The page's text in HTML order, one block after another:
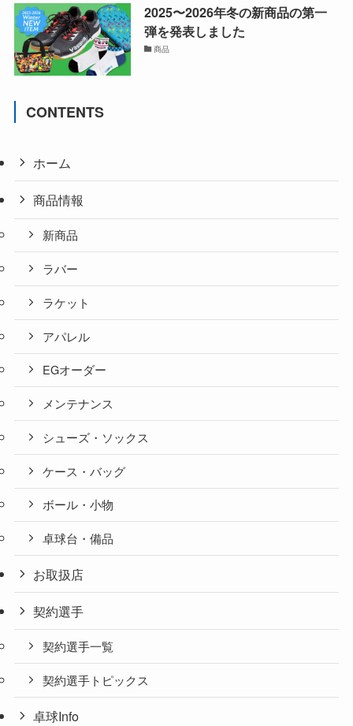
2025〜2026年冬の新商品の第一
弾を発表しました
商品
CONTENTS
ホーム
商品情報
新商品
ラバー
ラケット
アパレル
EGオーダー
メンテナンス
シューズ・ソックス
ケース・バッグ
ボール・小物
卓球台・備品
お取扱店
契約選手
契約選手一覧
契約選手トピックス
卓球Info